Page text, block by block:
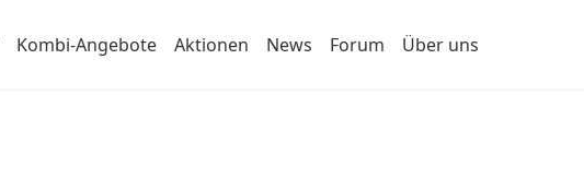
Kombi-Angebote Aktionen News Forum Über uns